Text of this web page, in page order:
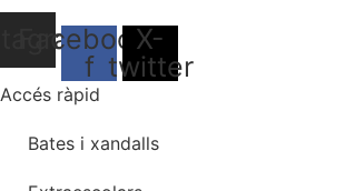
Facebook-
f
X-
twitter
Accés ràpid
Bates i xandalls